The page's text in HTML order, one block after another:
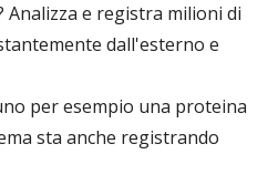
Analizza e registra milioni di
dall'esterno e
per esempio una proteina
sta anche registrando